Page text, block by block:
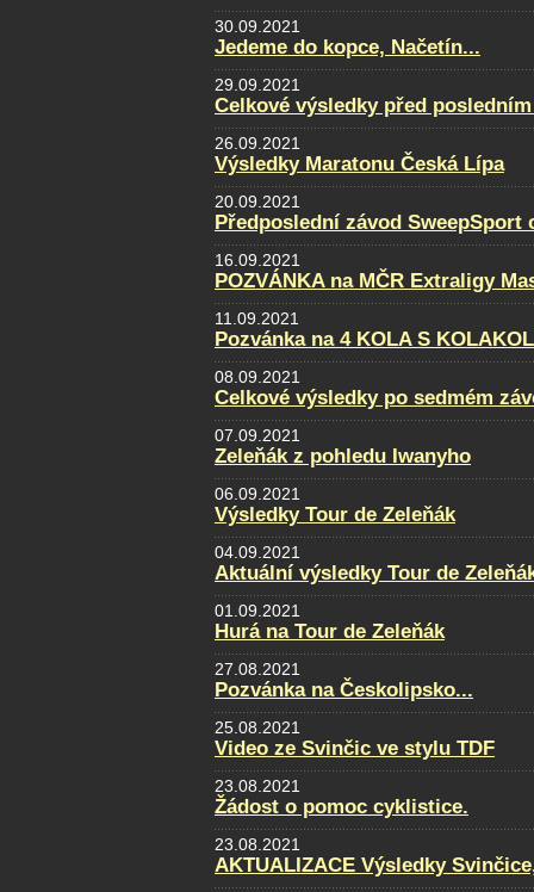
30.09.2021
Jedeme do kopce, Načetín...
29.09.2021
Celkové výsledky před
26.09.2021
Výsledky Maratonu Česká Lípa
20.09.2021
Předposlední závod
16.09.2021
POZVÁNKA na MČR Extraligy
11.09.2021
Pozvánka na 4 KOLA S
08.09.2021
Celkové výsledky po sedmém
07.09.2021
Zeleňák z pohledu Iwanyho
06.09.2021
Výsledky Tour de Zeleňák
04.09.2021
Aktuální výsledky Tour de
01.09.2021
Hurá na Tour de Zeleňák
27.08.2021
Pozvánka na Českolipsko...
25.08.2021
Video ze Svinčic ve stylu TDF
23.08.2021
Žádost o pomoc cyklistice.
23.08.2021
AKTUALIZACE Výsledky